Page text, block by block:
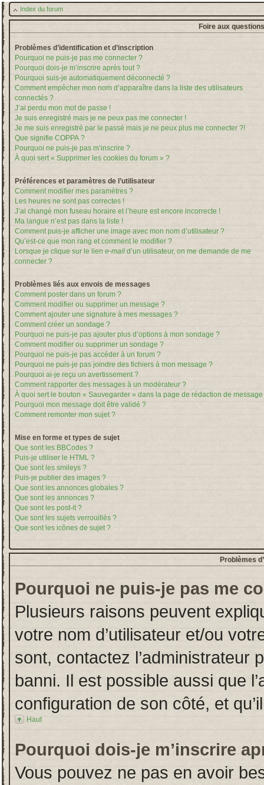
Index du forum
Foire aux
Problèmes d’identification et d’inscription
Pourquoi ne puis-je pas me connecter ?
Pourquoi dois-je m’inscrire après tout ?
Pourquoi suis-je automatiquement déconnecté ?
Comment empêcher mon nom d’apparaître dans la liste des utilisateurs
connectés ?
J’ai perdu mon mot de passe !
Je suis enregistré mais je ne peux pas me connecter !
Je me suis enregistré par le passé mais je ne peux plus me connecter ?!
Que signifie COPPA ?
Pourquoi ne puis-je pas m’inscrire ?
À quoi sert « Supprimer les cookies du forum » ?
Préférences et paramètres de l’utilisateur
Comment modifier mes paramètres ?
Les heures ne sont pas correctes !
J’ai changé mon fuseau horaire et l’heure est encore incorrecte !
Ma langue n’est pas dans la liste !
Comment puis-je afficher une image avec mon nom d’utilisateur ?
Qu’est-ce que mon rang et comment le modifier ?
Lorsque je clique sur le lien e-mail d’un utilisateur, on me demande de me
connecter ?
Problèmes liés aux envois de messages
Comment poster dans un forum ?
Comment modifier ou supprimer un message ?
Comment ajouter une signature à mes messages ?
Comment créer un sondage ?
Pourquoi ne puis-je pas ajouter plus d’options à mon sondage ?
Comment modifier ou supprimer un sondage ?
Pourquoi ne puis-je pas accéder à un forum ?
Pourquoi ne puis-je pas joindre des fichiers à mon message ?
Pourquoi ai-je reçu un avertissement ?
Comment rapporter des messages à un modérateur ?
À quoi sert le bouton « Sauvegarder » dans la page de rédaction de message
Pourquoi mon message doit être validé ?
Comment remonter mon sujet ?
Mise en forme et types de sujet
Que sont les BBCodes ?
Puis-je utiliser le HTML ?
Que sont les smileys ?
Puis-je publier des images ?
Que sont les annonces globales ?
Que sont les annonces ?
Que sont les post-it ?
Que sont les sujets verrouillés ?
Que sont les icônes de sujet ?
Problèmes
Pourquoi ne puis-je pas me
Plusieurs raisons peuvent
votre nom d’utilisateur et/ou
sont, contactez l’administrateur
banni. Il est possible aussi que
configuration de son côté, et
Haut
Pourquoi dois-je m’inscrire
Vous pouvez ne pas en avoir